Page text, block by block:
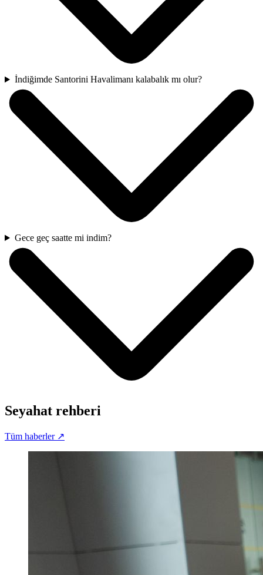
İndiğimde Santorini Havalimanı kalabalık mı olur?
Gece geç saatte mi indim?
Seyahat rehberi
Tüm haberler ↗